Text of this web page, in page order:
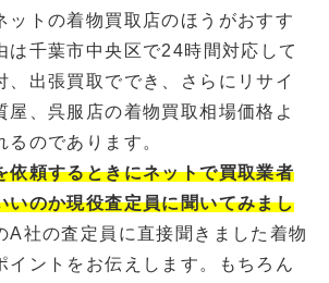
ットの着物買取店のほうがおすす
は千葉市中央区で24時間対応して
、出張買取ででき、さらにリサイ
屋、呉服店の着物買取相場価格よ
るのであります。
依頼するときにネットで買取業者
いのか現役査定員に聞いてみまし
A社の査定員に直接聞きました着物
イントをお伝えします。もちろん